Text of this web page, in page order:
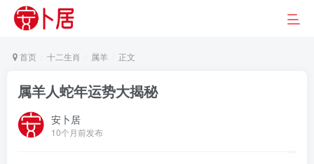
首页 十二生肖 属羊 正文
属羊人蛇年运势大揭秘
安卜居
10个月前发布